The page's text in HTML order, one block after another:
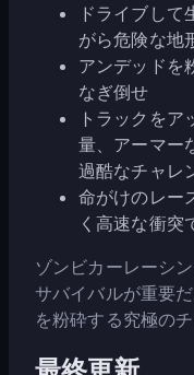
ドライブして
がら危険な地
アンデッドを
なぎ倒せ
トラックを
量、アーマー
過酷なチャレ
命がけのレー
く高速な衝突
ゾンビカーレーシ
サバイバルが重要
を粉砕する究極の